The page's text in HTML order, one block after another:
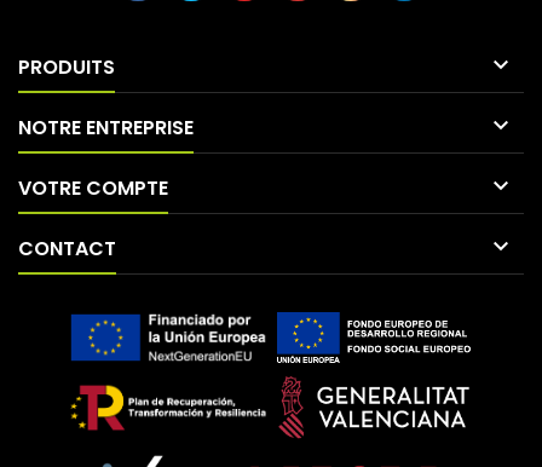
PRODUITS 
NOTRE ENTREPRISE 
VOTRE COMPTE 
CONTACT 